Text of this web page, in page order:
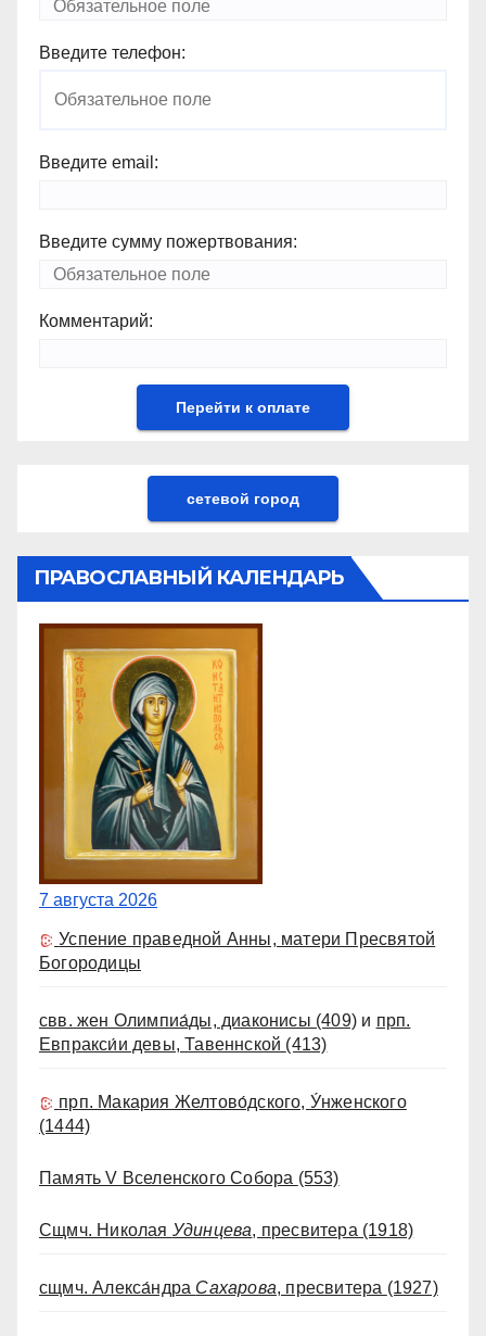
Введите телефон:
Введите email:
Введите сумму пожертвования:
Комментарий:
сетевой город
ПРАВОСЛАВНЫЙ КАЛЕНДАРЬ
7 августа 2026
Успение праведной Анны, матери Пресвятой
Богородицы
свв. жен Олимпиа́ды, диаконисы (409) и прп.
Евпракси́и девы, Тавеннской (413)
прп. Макария Желтово́дского, У́нженского
(1444)
Память V Вселенского Собора (553)
Сщмч. Николая Удинцева, пресвитера (1918)
сщмч. Алекса́ндра Сахарова, пресвитера (1927)